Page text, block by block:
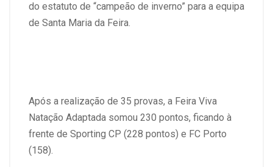
do estatuto de “campeão de inverno” para a equipa
de Santa Maria da Feira.
Após a realização de 35 provas, a Feira Viva
Natação Adaptada somou 230 pontos, ficando à
frente de Sporting CP (228 pontos) e FC Porto
(158).